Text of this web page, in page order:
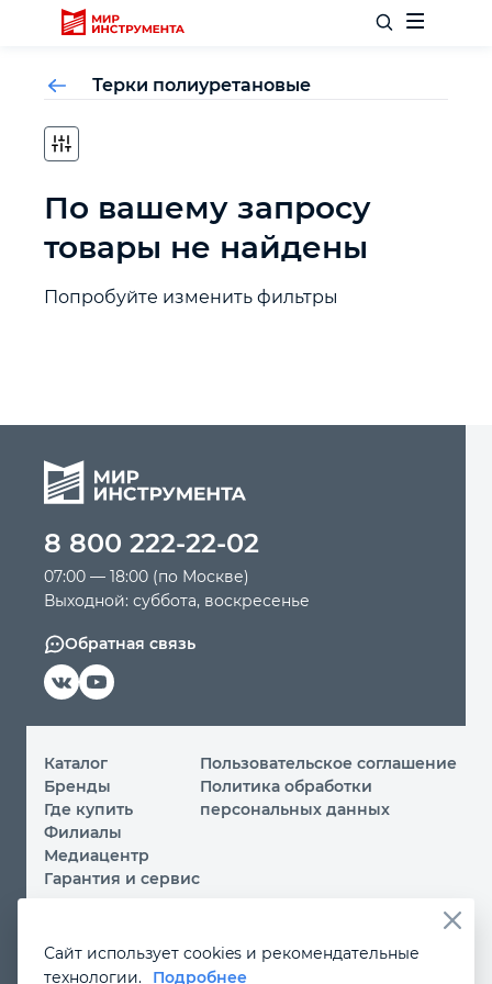
Отделочный инструмент
Слесарный инструмент
Столярный инструмент
Силовое оборудование
Автомобильный инструмент
Крепежный инструмент
Режущий инструмент
Прочий инструмент
Терки полиуретановые
По вашему запросу
товары не найдены
Попробуйте изменить фильтры
8 800 222-22-02
07:00 — 18:00 (по Москве)
Выходной: суббота, воскресенье
Обратная связь
Каталог
Бренды
Где купить
Филиалы
Медиацентр
Гарантия и сервис
Пользовательское соглашение
Политика обработки
персональных данных
Вы принимаете условияполитики обработки
Сайт использует cookies и рекомендательные
технологии.
Подробнее